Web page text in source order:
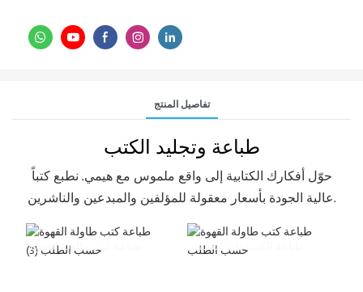
تفاصيل المنتج
طباعة وتجليد الكتب
حوّل أفكارك الكتابية إلى واقع ملموس مع هيمي. نطبع كتباً
عالية الجودة بأسعار معقولة للمؤلفين والمبدعين والناشرين.
طباعة كتب طاولة القهوة
طباعة الكتب ذات الغلاف